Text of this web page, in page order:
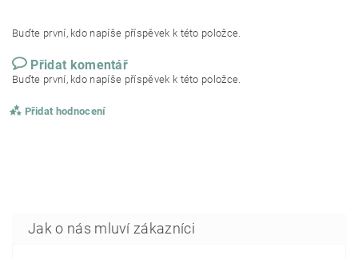
Buďte první, kdo napíše příspěvek k této položce.
Přidat komentář
Buďte první, kdo napíše příspěvek k této položce.
Přidat hodnocení